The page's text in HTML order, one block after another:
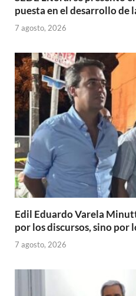
puesta en el desarrollo de
7 agosto, 2026
Edil Eduardo Varela
por los discursos, sino por
7 agosto, 2026